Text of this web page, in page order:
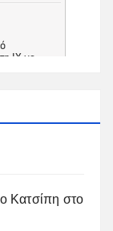
Κατσίπη στο